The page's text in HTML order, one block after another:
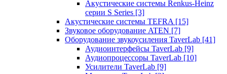
Акустические системы Renkus-Heinz
серии S Series [3]
Акустические системы TEFRA [15]
Звуковое оборудование ATEN [7]
Оборудование звукоусиления TaverLab [41]
Аудиоинтерфейсы TaverLab [9]
Аудиопроцессоры TaverLab [10]
Усилители TaverLab [9]